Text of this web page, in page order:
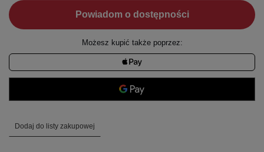
Powiadom o dostępności
Możesz kupić także poprzez:
Dodaj do listy zakupowej